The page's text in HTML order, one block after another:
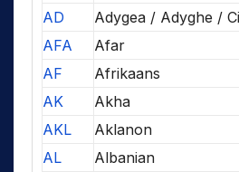
AD
Adygea / Adyghe /
AFA
Afar
AF
Afrikaans
AK
Akha
AKL
Aklanon
AL
Albanian